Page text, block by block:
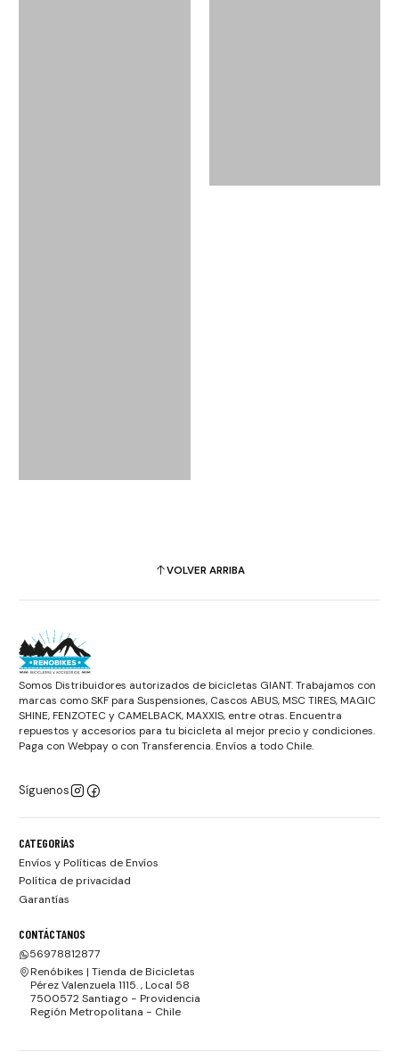
VOLVER ARRIBA
Somos Distribuidores autorizados de bicicletas GIANT. Trabajamos con
marcas como SKF para Suspensiones, Cascos ABUS, MSC TIRES, MAGIC
SHINE, FENZOTEC y CAMELBACK, MAXXIS, entre otras. Encuentra
repuestos y accesorios para tu bicicleta al mejor precio y condiciones.
Paga con Webpay o con Transferencia. Envíos a todo Chile.
Síguenos
CATEGORÍAS
Envíos y Políticas de Envíos
Política de privacidad
Garantías
CONTÁCTANOS
56978812877
Renóbikes | Tienda de Bicicletas
Pérez Valenzuela 1115. , Local 58
7500572 Santiago - Providencia
Región Metropolitana - Chile